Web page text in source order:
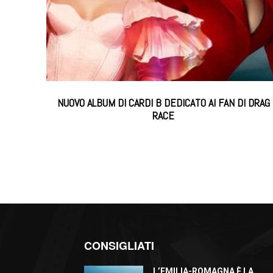
NUOVO ALBUM DI CARDI B DEDICATO AI FAN DI DRAG
RACE
CONSIGLIATI